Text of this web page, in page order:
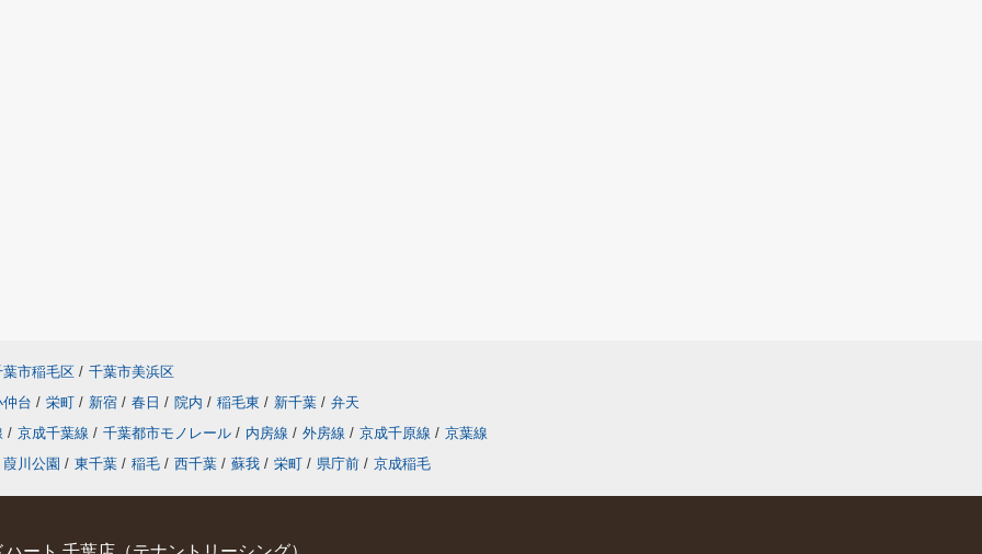
葉市稲毛区 / 千葉市美浜区
仲台 / 栄町 / 新宿 / 春日 / 院内 / 稲毛東 / 新千葉 / 弁天
/ 京成千葉線 / 千葉都市モノレール / 内房線 / 外房線 / 京成千原線 / 京葉線
葭川公園 / 東千葉 / 稲毛 / 西千葉 / 蘇我 / 栄町 / 県庁前 / 京成稲毛